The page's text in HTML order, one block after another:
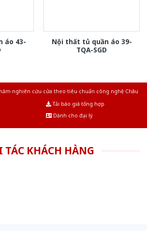
áo 43-
Nội thất tủ quần áo 39-
TQA-SGD
nghiên cứu cửa theo tiêu chuẩn công nghệ Châu
Tải báo giá tổng hợp
Dành cho đại lý
TÁC KHÁCH HÀNG